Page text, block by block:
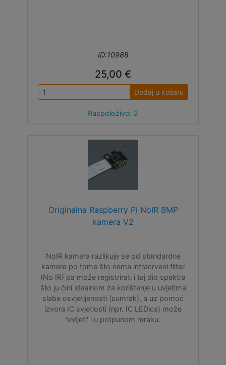
ID:10988
25,00 €
Dodaj u košaru
Raspoloživo: 2
Originalna Raspberry Pi NoIR 8MP
kamera V2
NoIR kamera razlikuje se od standardne
kamere po tome što nema infracrveni filter
(No IR) pa može registrirati i taj dio spektra
što ju čini idealnom za korištenje u uvjetima
slabe osvjetljenosti (sumrak), a uz pomoć
izvora IC svjetlosti (npr. IC LEDica) može
'vidjeti' i u potpunom mraku.